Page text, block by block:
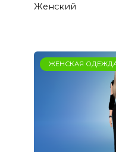
Женский
ЖЕНСКАЯ